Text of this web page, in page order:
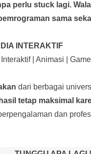
perlu stuck lagi.
sama
INTERAKTIF
| Animasi |
dari berbagai
tetap maksimal
dan